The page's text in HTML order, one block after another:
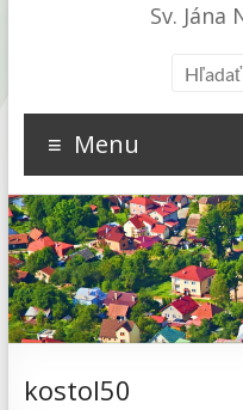
Sv. Jána
Menu
kostol50